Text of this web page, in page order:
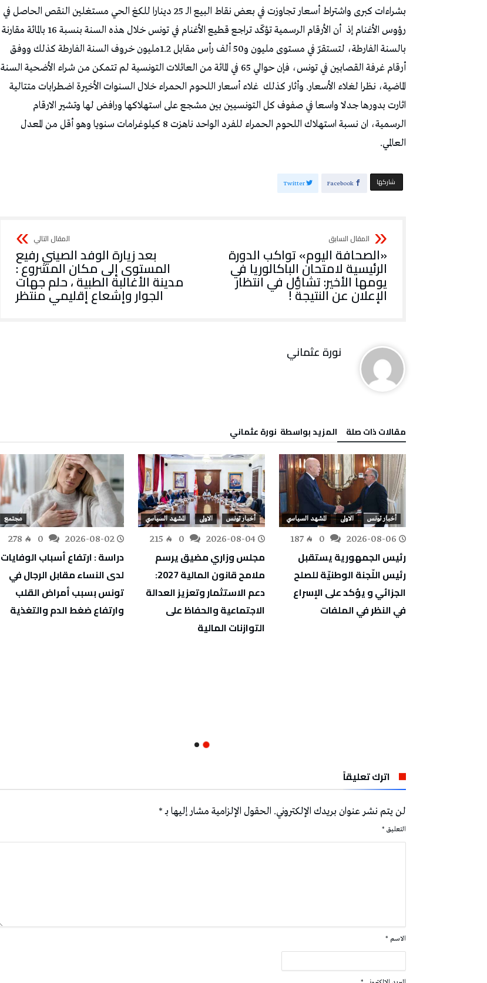
بشراءات كبرى واشتراط أسعار تجاوزت في بعض نقاط البيع الـ 25 دينارا للكغ الحي مستغلين النقص الحاصل في
رؤوس الأغنام إذ
أن الأرقام الرسمية تؤكّد تراجع قطيع الأغنام في تونس خلال هذه السنة بنسبة 16 بالمائة مقارنة
بالسنة الفارطة، لتستقرّ في مستوى مليون و50 ألف رأس مقابل 1.2مليون خروف السنة الفارطة كذلك ووفق
أرقام غرفة القصابين في تونس، فإن حوالي 65 في المائة من العائلات التونسية لم تتمكن من شراء الأضحية السنة
الماضية، نظرا لغلاء الأسعار. وأثار كذلك غلاء أسعار اللحوم الحمراء خلال السنوات الأخيرة اضطرابات متتالية
اثارت بدورها جدلا واسعا في صفوف كل التونسيين بين مشجع على استهلاكها ورافض لها وتشير الارقام
الرسمية، ان نسبة استهلاك اللحوم الحمراء للفرد الواحد ناهزت 8 كيلوغرامات سنويا وهو أقل من المعدل
العالمي.
‫‫ شاركها‬ Facebook
Twitter
«الصحافة اليوم» تواكب الدورة
الرئيسية لامتحان الباكالوريا في
يومها الأخير: تشاؤل في انتظار
الإعلان عن النتيجة !
بعد زيارة الوفد الصيني رفيع
المستوى إلى مكان المشروع :
مدينة الأغالبة الطبية ، حلم جهات
الجوار وإشعاع إقليمي منتظر
نورة‭ ‬عثماني‭
‫مقالات ذات صلة‬ ‫‫المزيد بواسطة‬ ‬ نورة‭ ‬عثماني‭
أخبار تونس الاولى المشهد السياسي
2026-08-06
187
رئيس الجمهورية يستقبل
رئيس اللّجنة الوطنيّة للصلح
الجزائي و يؤكد على الإسراع
في النظر في الملفات
أخبار تونس الاولى المشهد السياسي
2026-08-04
215
مجلس وزاري مضيق يرسم
ملامح قانون المالية 2027:
دعم الاستثمار وتعزيز العدالة
الاجتماعية والحفاظ على
التوازنات المالية
مجتمع
2026-08-02
278
دراسة : ارتفاع أسباب الوفايات
لدى النساء مقابل الرجال في
تونس بسبب أمراض القلب
وارتفاع ضغط الدم والتغذية
اترك تعليقاً
لن يتم نشر عنوان بريدك الإلكتروني. الحقول الإلزامية مشار إليها بـ*
التعليق *
الاسم *